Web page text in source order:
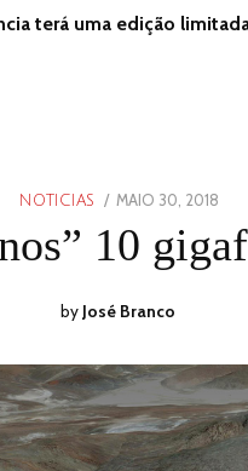
terá uma edição
NOTICIAS
POSTED
ON
MAIO 30, 2018
30,
10
by José Branco